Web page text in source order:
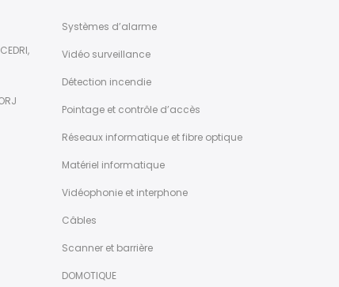
Systèmes d’alarme
Vidéo surveillance
Détection incendie
Pointage et contrôle d’accès
Réseaux informatique et fibre optique
Matériel informatique
Vidéophonie et interphone
Câbles
Scanner et barrière
DOMOTIQUE